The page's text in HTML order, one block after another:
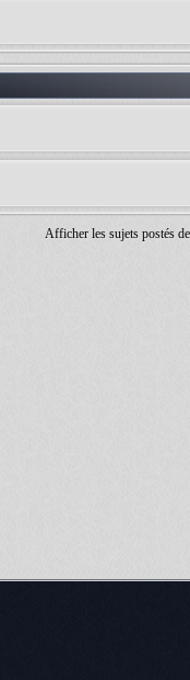
Afficher les sujets postés